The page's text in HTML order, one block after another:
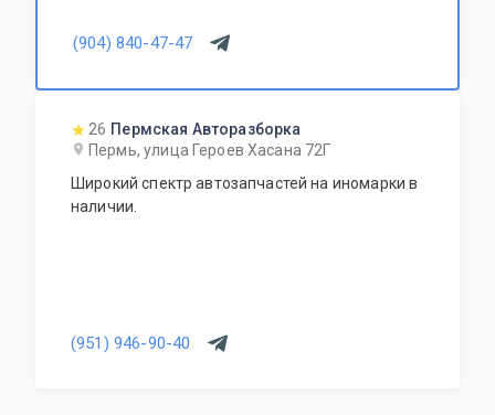
(904) 840-47-47
26 Пермская Авторазборка
Пермь, улица Героев Хасана 72Г
Широкий спектр автозапчастей на иномарки в
наличии.
(951) 946-90-40